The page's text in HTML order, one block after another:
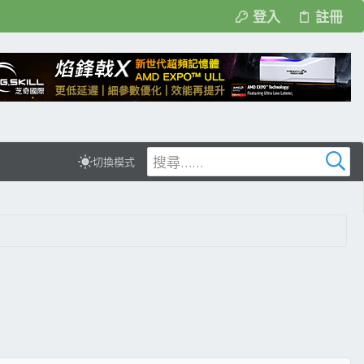
登入 註冊
切換模式